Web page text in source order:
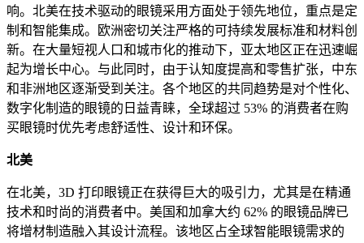
响。北美在技术驱动的眼镜采用方面处于领先地位，重点是定
制和智能集成。欧洲密切关注严格的可持续发展标准和材料创
新。在大量短视人口和城市化的推动下，亚太地区正在迅速崛
起为增长中心。与此同时，由于认知度提高和零售扩张，中东
和非洲地区逐渐受到关注。各个地区的共同趋势是对个性化、
数字化制造的眼镜的日益青睐，全球超过 53% 的消费者在购
买眼镜时优先考虑舒适性、设计和环保。
北美
在北美，3D 打印眼镜正在获得巨大的吸引力，尤其是在精通
技术和时尚的消费者中。美国和加拿大约 62% 的眼镜品牌已
将增材制造融入其设计流程。该地区占全球智能眼镜需求的